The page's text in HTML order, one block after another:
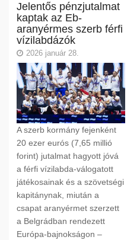
Jelentős pénzjutalmat
kaptak az Eb-
aranyérmes szerb férfi
vízilabdázók
2026 január 28.
A szerb kormány fejenként
20 ezer eurós (7,65 millió
forint) jutalmat hagyott jóvá
a férfi vízilabda-válogatott
játékosainak és a szövetségi
kapitánynak, miután a
csapat aranyérmet szerzett
a Belgrádban rendezett
Európa-bajnokságon –